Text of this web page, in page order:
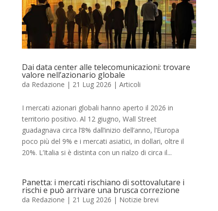
Dai data center alle telecomunicazioni: trovare
valore nell’azionario globale
da Redazione | 21 Lug 2026 | Articoli
I mercati azionari globali hanno aperto il 2026 in
territorio positivo. Al 12 giugno, Wall Street
guadagnava circa l’8% dall’inizio dell’anno, l’Europa
poco più del 9% e i mercati asiatici, in dollari, oltre il
20%. L’Italia si è distinta con un rialzo di circa il...
Panetta: i mercati rischiano di sottovalutare i
rischi e può arrivare una brusca correzione
da Redazione | 21 Lug 2026 | Notizie brevi